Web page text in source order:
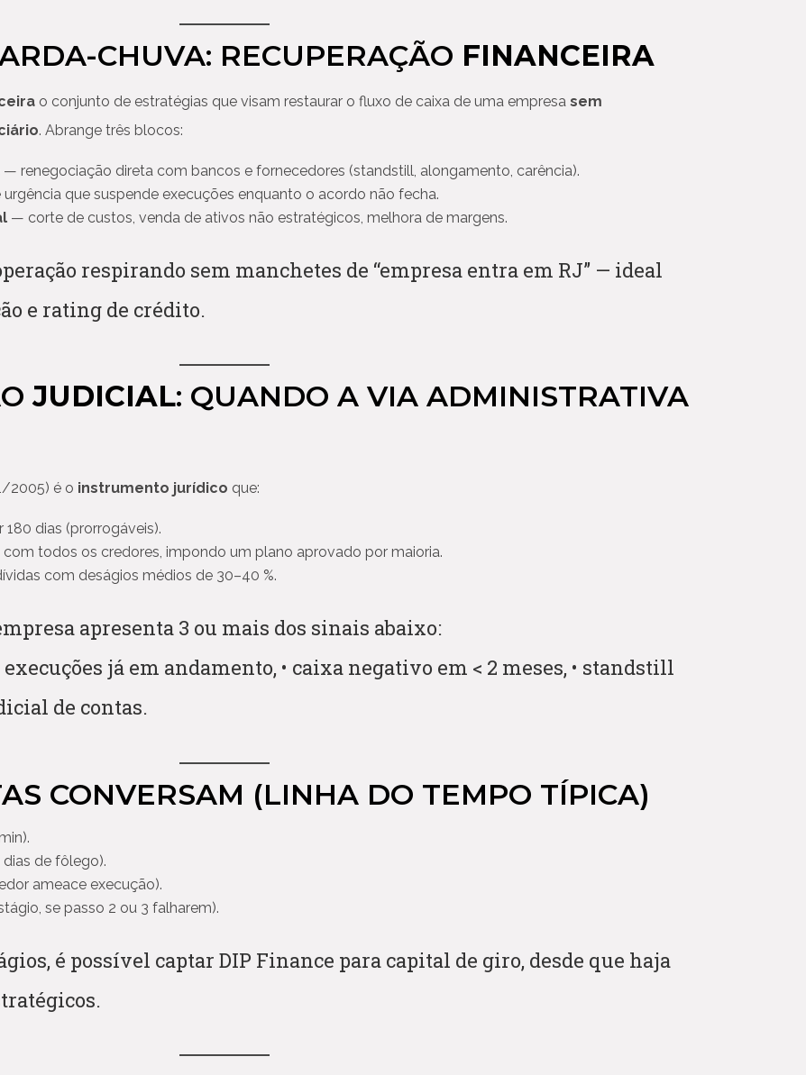
CHUVA: RECUPERAÇÃO FINANCEIRA
o conjunto de estratégias que visam restaurar o fluxo de caixa de uma empresa sem
. Abrange três blocos:
— renegociação direta com bancos e fornecedores (standstill, alongamento, carência).
que suspende execuções enquanto o acordo não fecha.
— corte de custos, venda de ativos não estratégicos, melhora de margens.
respirando sem manchetes de “empresa entra em RJ” — ideal
e rating de crédito.
JUDICIAL: QUANDO A VIA ADMINISTRATIVA
2005) é o instrumento jurídico que:
dias (prorrogáveis).
com todos os credores, impondo um plano aprovado por maioria.
com deságios médios de 30–40 %.
apresenta 3 ou mais dos sinais abaixo:
execuções já em andamento, • caixa negativo em < 2 meses, • standstill
de contas.
CONVERSAM (LINHA DO TEMPO TÍPICA)
de fôlego).
ameace execução).
se passo 2 ou 3 falharem).
é possível captar DIP Finance para capital de giro, desde que haja